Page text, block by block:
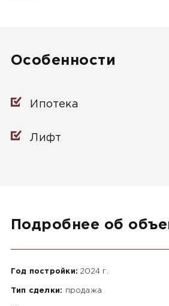
Особенности
Ипотека
Лифт
Подробнее об
Год постройки: 2024 г.
Тип сделки: продажа